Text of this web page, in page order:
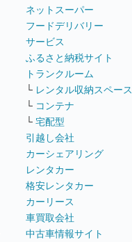
ネットスーパー
フードデリバリー
サービス
ふるさと納税サイト
トランクルーム
└ レンタル収納スペース
└ コンテナ
└ 宅配型
引越し会社
カーシェアリング
レンタカー
格安レンタカー
カーリース
車買取会社
中古車情報サイト